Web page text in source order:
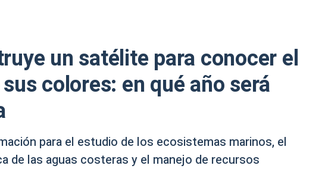
un satélite para conocer el
colores: en qué año será
para el estudio de los ecosistemas marinos, el
de las aguas costeras y el manejo de recursos